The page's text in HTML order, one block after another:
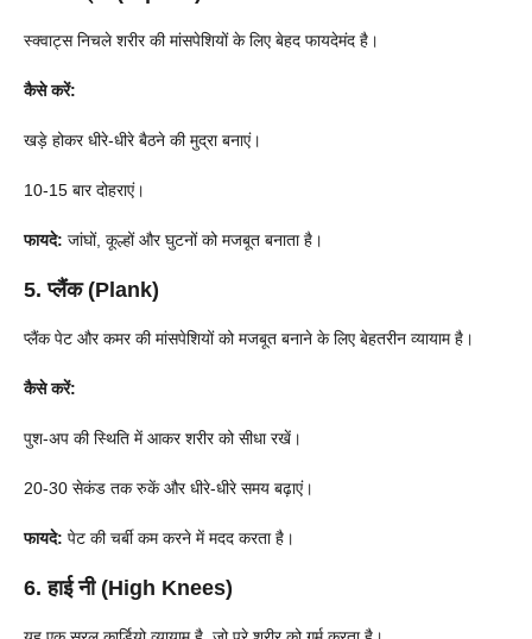
स्क्वाट्स निचले शरीर की मांसपेशियों के लिए बेहद फायदेमंद है।
कैसे करें:
खड़े होकर धीरे-धीरे बैठने की मुद्रा बनाएं।
10-15 बार दोहराएं।
फायदे: जांघों, कूल्हों और घुटनों को मजबूत बनाता है।
5. प्लैंक (Plank)
प्लैंक पेट और कमर की मांसपेशियों को मजबूत बनाने के लिए बेहतरीन व्यायाम है।
कैसे करें:
पुश-अप की स्थिति में आकर शरीर को सीधा रखें।
20-30 सेकंड तक रुकें और धीरे-धीरे समय बढ़ाएं।
फायदे: पेट की चर्बी कम करने में मदद करता है।
6. हाई नी (High Knees)